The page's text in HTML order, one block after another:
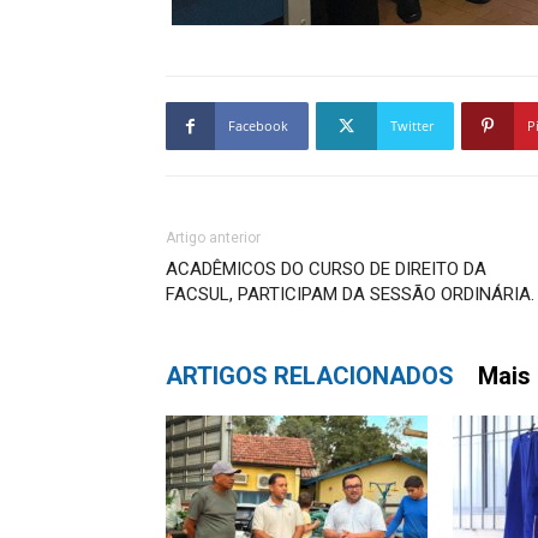
Facebook Twitter
Artigo anterior
ACADÊMICOS DO CURSO DE DIREITO DA
FACSUL, PARTICIPAM DA SESSÃO ORDINÁRIA.
ARTIGOS RELACIONADOS Mais